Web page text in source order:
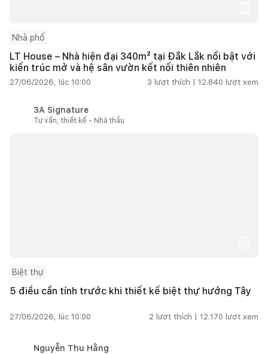
Nhà phố
LT House – Nhà hiện đại 340m² tại Đắk Lắk nổi bật với
kiến trúc mở và hệ sân vườn kết nối thiên nhiên
27/06/2026, lúc 10:00 3 lượt thích | 12.840 lượt xem
3A Signature
Tư vấn, thiết kế - Nhà thầu
Biệt thự
5 điều cần tính trước khi thiết kế biệt thự hướng Tây
27/06/2026, lúc 10:00 2 lượt thích | 12.170 lượt xem
Nguyễn Thu Hằng